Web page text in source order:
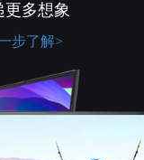
更多想象
步了解>